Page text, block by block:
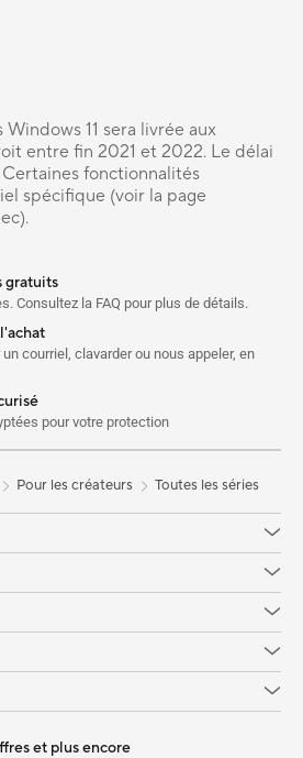
Windows 11 sera livrée aux
entre fin 2021 et 2022. Le délai
Certaines fonctionnalités
spécifique (voir la page
gratuits
Consultez la FAQ pour plus de détails.
courriel, clavarder ou nous appeler, en
pour votre protection
Pour les créateurs Toutes les séries
et plus encore